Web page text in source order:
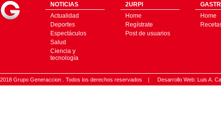
NOTICIAS
Actualidad
Deportes
Espectáculos
Salud
Ciencia y
tecnología
2URPI
Home
Regístrate
Post de usuarios
Home
2018 Grupo Generaccion . Todos los derechos reservados | Desarrollo Web: Luis